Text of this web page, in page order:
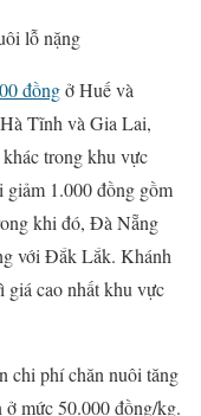
lỗ nặng
đồngở Huế và
Tĩnh và Gia Lai,
trong khu vực
giảm 1.000 đồng gồm
khi đó, Đà Nẵng
với Đắk Lắk. Khánh
cao nhất khu vực
chi phí chăn nuôi tăng
ở mức 50.000 đồng/kg.